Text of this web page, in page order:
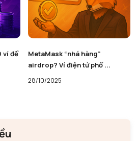
Polymarket xác nhận ra mắt
token POLY và ...
25/10/2025